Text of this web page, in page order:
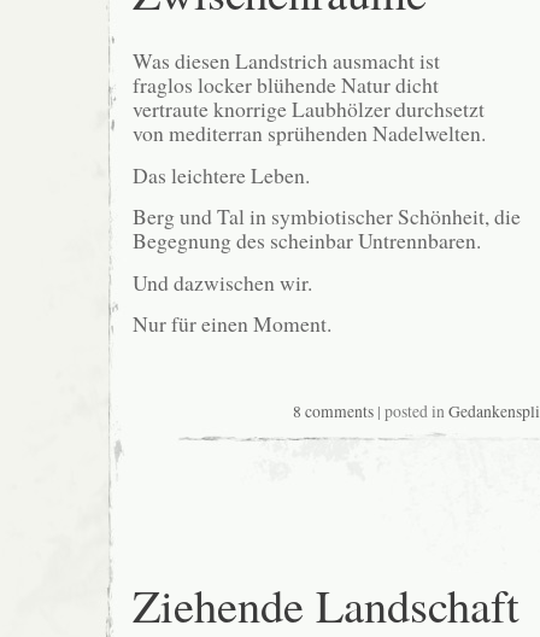
Was diesen Landstrich ausmacht ist
fraglos locker blühende Natur dicht
vertraute knorrige Laubhölzer durchsetzt
von mediterran sprühenden Nadelwelten.
Das leichtere Leben.
Berg und Tal in symbiotischer Schönheit, die
Begegnung des scheinbar Untrennbaren.
Und dazwischen wir.
Nur für einen Moment.
8 comments | posted in
Ziehende Landschaft